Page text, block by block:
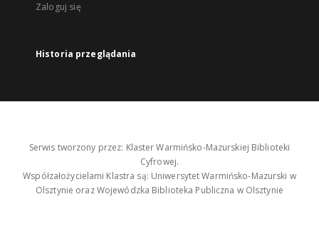
Zaloguj się
Historia przeglądania
Serwis tworzony przez: Klaster Warmińsko-Mazurskiej Biblioteki
Cyfrowej.
Współzałożycielami Klastra są: Uniwersytet Warmińsko-Mazurski w
Olsztynie oraz Wojewódzka Biblioteka Publiczna w Olsztynie